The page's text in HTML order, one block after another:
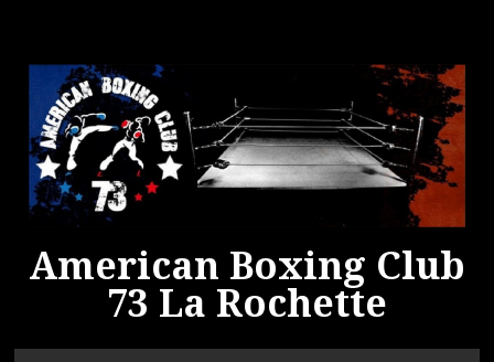
American Boxing Club
73 La Rochette